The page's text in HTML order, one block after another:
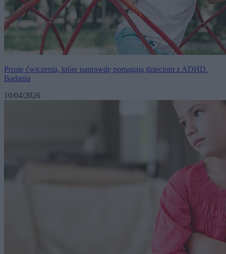
Proste ćwiczenia, które naprawdę pomagają dzieciom z ADHD.
Badania
10/04/2026